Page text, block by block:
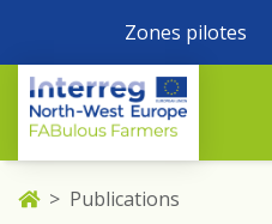
Zones pilotes
Publications